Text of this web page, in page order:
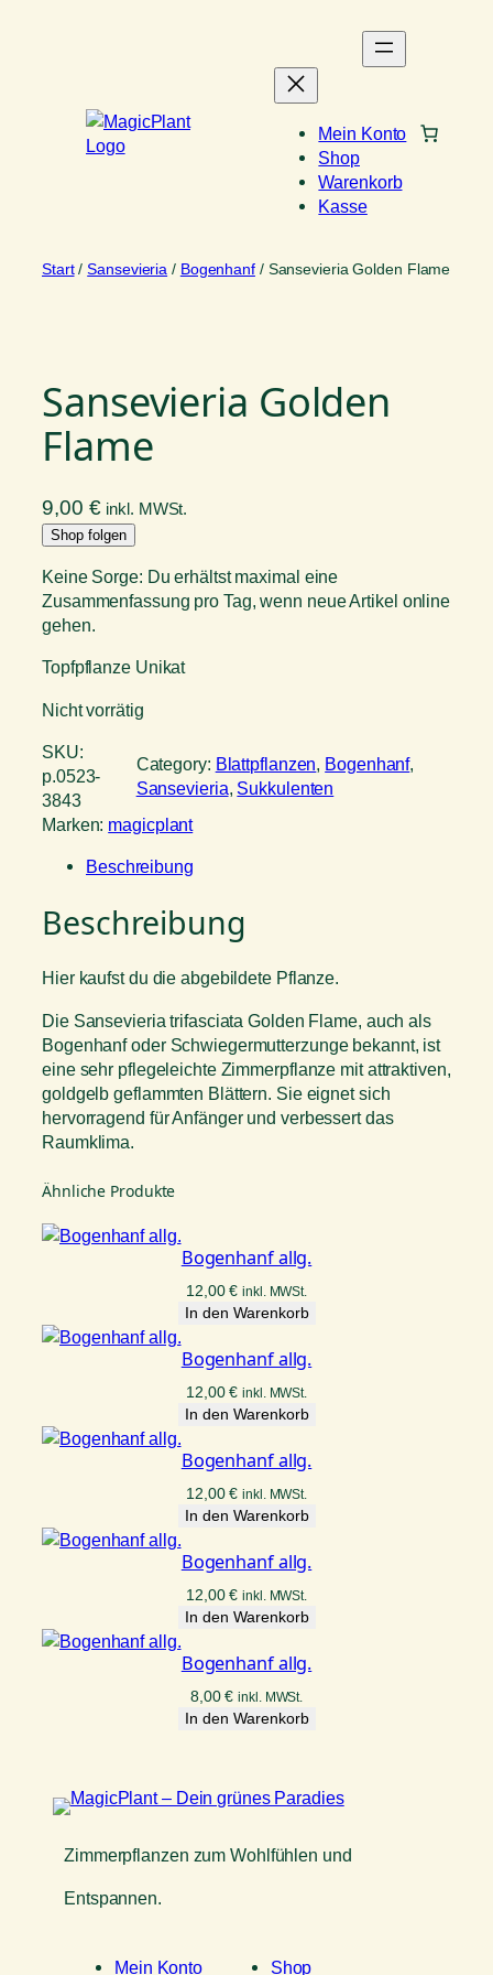
Mein Konto
Shop
Warenkorb
Kasse
Start/Sansevieria / Bogenhanf/ Sansevieria Golden Flame
Sansevieria Golden
Flame
9,00 € inkl. MWSt.
Shop folgen
Keine Sorge: Du erhältst maximal eine
Zusammenfassung pro Tag, wenn neue Artikel online
gehen.
Topfpflanze Unikat
Nicht vorrätig
SKU:
p.0523-
3843
Category: Blattpflanzen, Bogenhanf
Sansevieria, Sukkulenten
Marken: magicplant
Beschreibung
Beschreibung
Hier kaufst du die abgebildete Pflanze.
Die Sansevieria trifasciata Golden Flame, auch als
Bogenhanf oder Schwiegermutterzunge bekannt, ist
eine sehr pflegeleichte Zimmerpflanze mit attraktiven,
goldgelb geflammten Blättern. Sie eignet sich
hervorragend für Anfänger und verbessert das
Raumklima.
Ähnliche Produkte
Bogenhanf allg.
12,00€ inkl. MWSt.
In den Warenkorb
Bogenhanf allg.
12,00€ inkl. MWSt.
In den Warenkorb
Bogenhanf allg.
12,00€ inkl. MWSt.
In den Warenkorb
Bogenhanf allg.
12,00€ inkl. MWSt.
In den Warenkorb
Bogenhanf allg.
8,00€ inkl. MWSt.
In den Warenkorb
Zimmerpflanzen zum Wohlfühlen und
Entspannen.
Mein Konto Shop